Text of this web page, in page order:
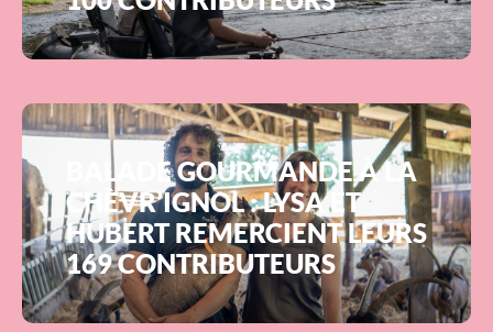
BALADE GOURMANDE À LA
CHÈVR’IGNOL : LYSA ET
HUBERT REMERCIENT LEURS
169 CONTRIBUTEURS